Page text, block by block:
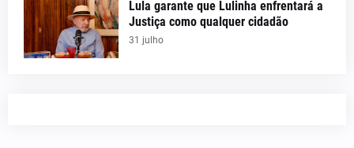
Lula garante que Lulinha enfrentará a
Justiça como qualquer cidadão
31 julho